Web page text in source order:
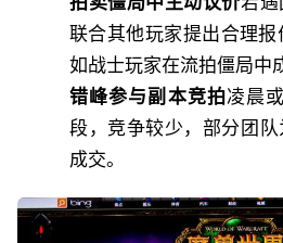
联合其他玩家提出合理
如战士玩家在流拍僵局中
错峰参与副本竞拍凌晨
段，竞争较少，部分团
成交。